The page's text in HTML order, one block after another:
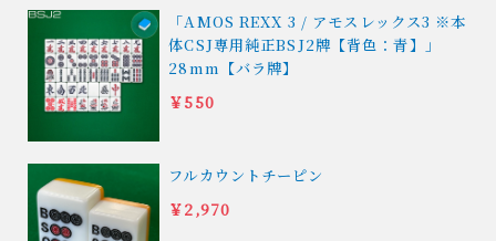
「AMOS REXX 3 / アモスレックス3 ※本
体CSJ専用純正BSJ2牌【背色：青】」
28mm【バラ牌】
￥550
フルカウントチーピン
￥2,970